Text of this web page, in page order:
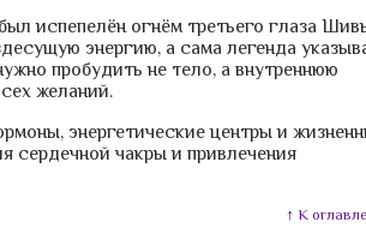
испепелён огнём третьего глаза
энергию, а сама легенда
пробудить не тело, а внутреннюю
желаний.
энергетические центры и
сердечной чакры и привлечения
↑ К